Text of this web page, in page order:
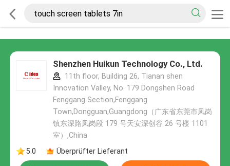
Shenzhen Huikun Technology Co., Ltd.
11th floor, Building 26, Tianan shen
Innovation Valley, No. 179 Dongshen Road
Fenggang Section,Fenggang
Town,Dongguan,Guangdong（广东省东莞市凤岗
镇东深路凤岗段 179 号天安深创谷 26 号楼 1101
室）,China
5.0
Überprüfter Lieferant